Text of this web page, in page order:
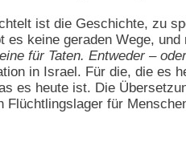
ist die Geschichte, zu
keine geraden Wege,
für Taten. Entweder –
in Israel. Für die, die es
es heute ist. Die
für